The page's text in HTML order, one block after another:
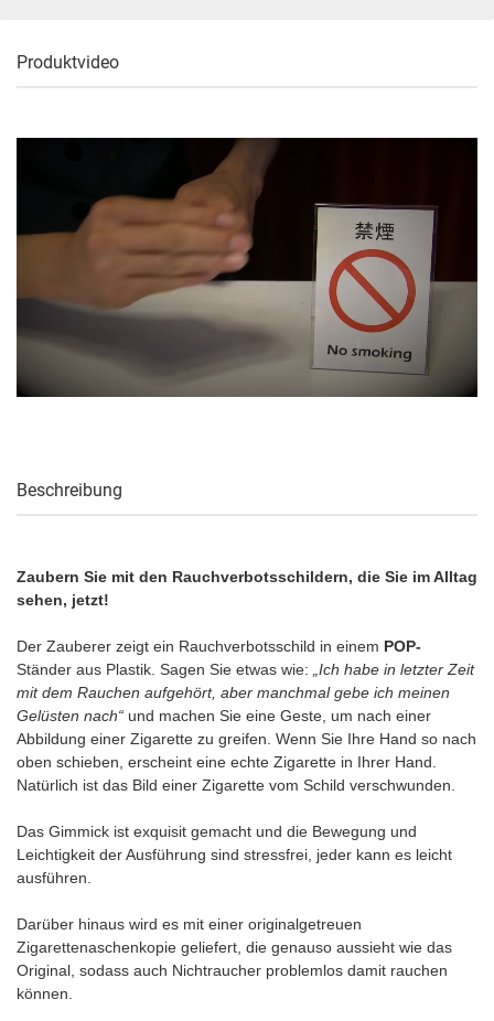
Produktvideo
Beschreibung
Zaubern Sie mit den Rauchverbotsschildern, die Sie im Alltag
sehen, jetzt!
Der Zauberer zeigt ein Rauchverbotsschild in einem POP-
Ständer aus Plastik. Sagen Sie etwas wie:
„Ich habe in letzter Zeit
mit dem Rauchen aufgehört, aber manchmal gebe ich meinen
Gelüsten nach“ und machen Sie eine Geste, um nach einer
Abbildung einer Zigarette zu greifen. Wenn Sie Ihre Hand so nach
oben schieben, erscheint eine echte Zigarette in Ihrer Hand.
Natürlich ist das Bild einer Zigarette vom Schild verschwunden.
Das Gimmick ist exquisit gemacht und die Bewegung und
Leichtigkeit der Ausführung sind stressfrei, jeder kann es leicht
ausführen.
Darüber hinaus wird es mit einer originalgetreuen
Zigarettenaschenkopie geliefert, die genauso aussieht wie das
Original, sodass auch Nichtraucher problemlos damit rauchen
können.